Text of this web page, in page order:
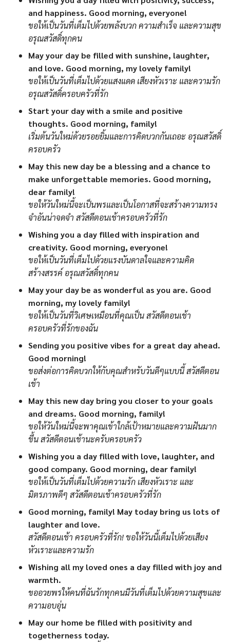
and happiness. Good morning, everyone!
ขอให้เป็นวันที่เต็มไปด้วยพลังบวก ความสำเร็จ และความสุข
อรุณสวัสดิ์ทุกคน
May your day be filled with sunshine, laughter,
and love. Good morning, my lovely family!
ขอให้เป็นวันที่เต็มไปด้วยแสงแดด เสียงหัวเราะ และความรัก
อรุณสวัสดิ์ครอบครัวที่รัก
Start your day with a smile and positive
thoughts. Good morning, family!
เริ่มต้นวันใหม่ด้วยรอยยิ้มและการคิดบวกกันเถอะ อรุณสวัสดิ์
ครอบครัว
May this new day be a blessing and a chance to
make unforgettable memories. Good morning,
dear family!
ขอให้วันใหม่นี้จะเป็นพรและเป็นโอกาสที่จะสร้างความทรง
จำอันน่าจดจำ สวัสดีตอนเช้าครอบครัวที่รัก
Wishing you a day filled with inspiration and
creativity. Good morning, everyone!
ขอให้เป็นวันที่เต็มไปด้วยแรงบันดาลใจและความคิด
สร้างสรรค์ อรุณสวัสดิ์ทุกคน
May your day be as wonderful as you are. Good
morning, my lovely family!
ขอให้เป็นวันที่วิเศษเหมือนที่คุณเป็น สวัสดีตอนเช้า
ครอบครัวที่รักของฉัน
Sending you positive vibes for a great day ahead.
Good morning!
ขอส่งต่อการคิดบวกให้กับคุณสำหรับวันดีๆแบบนี้ สวัสดีตอน
เช้า
May this new day bring you closer to your goals
and dreams. Good morning, family!
ขอให้วันใหม่นี้จะพาคุณเข้าใกล้เป้าหมายและความฝันมาก
ขึ้น สวัสดีตอนเช้านะครับครอบครัว
Wishing you a day filled with love, laughter, and
good company. Good morning, dear family!
ขอให้เป็นวันที่เต็มไปด้วยความรัก เสียงหัวเราะ และ
มิตรภาพดีๆ สวัสดีตอนเช้าครอบครัวที่รัก
Good morning, family! May today bring us lots of
laughter and love.
สวัสดีตอนเช้า ครอบครัวที่รัก! ขอให้วันนี้เต็มไปด้วยเสียง
หัวเราะและความรัก
Wishing all my loved ones a day filled with joy and
warmth.
ขออวยพรให้คนที่ฉันรักทุกคนมีวันที่เต็มไปด้วยความสุขและ
ความอบอุ่น
May our home be filled with positivity and
togetherness today.